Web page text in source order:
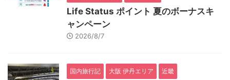
Life Status ポイント 夏のボーナスキ
ャンペーン
2026/8/7
国内旅行記 大阪 伊丹エリア 近畿